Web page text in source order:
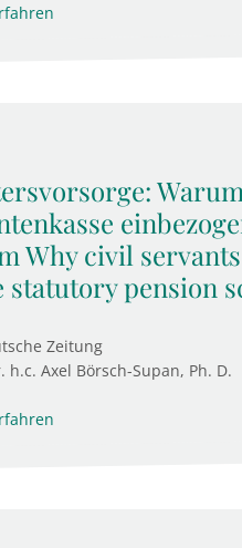
Why civil
pension
Zeitung
h.c. Axel Börsch-Supan, Ph. D.